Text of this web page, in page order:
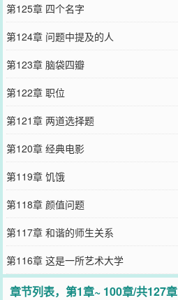
第125章 四个名字
第124章 问题中提及的人
第123章 脑袋四瓣
第122章 职位
第121章 两道选择题
第120章 经典电影
第119章 饥饿
第118章 颜值问题
第117章 和谐的师生关系
第116章 这是一所艺术大学
章节列表，第1章~ 100章/共127章